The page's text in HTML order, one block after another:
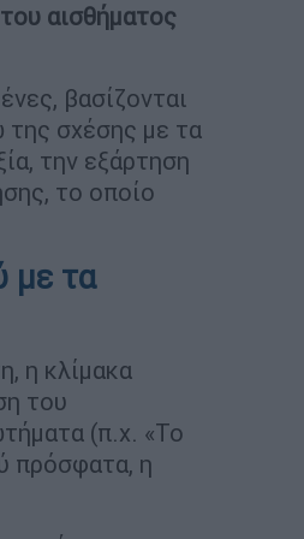
αισθήματος
βασίζονται
της σχέσης με τα
την εξάρτηση
το οποίο
με τα
η κλίμακα
του
(π.χ. «Το
πρόσφατα, η